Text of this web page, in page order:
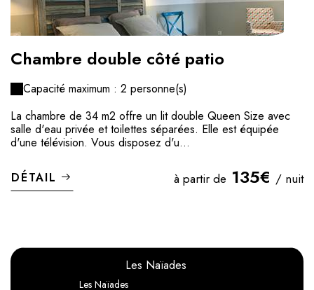
Chambre double côté patio
Capacité maximum : 2 personne(s)
La chambre de 34 m2 offre un lit double Queen Size avec
salle d'eau privée et toilettes séparées. Elle est équipée
d'une télévision. Vous disposez d'u...
DÉTAIL à partir de 135€ / nuit
Les Naïades
Les Naïades